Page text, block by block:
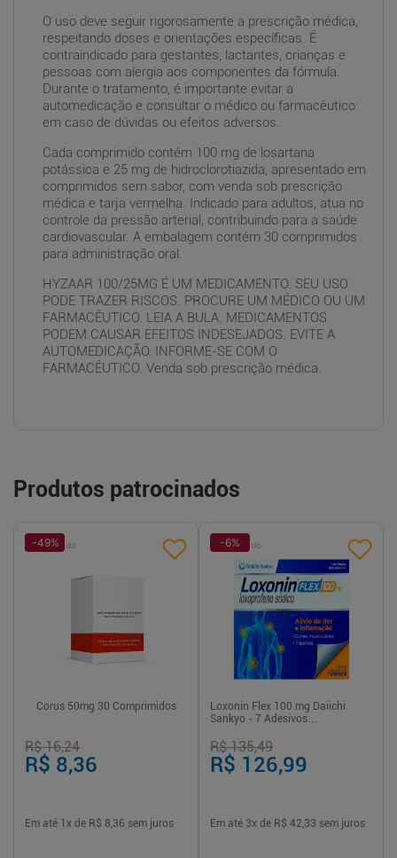
O uso deve seguir rigorosamente a prescrição médica,
respeitando doses e orientações específicas. É
contraindicado para gestantes, lactantes, crianças e
pessoas com alergia aos componentes da fórmula.
Durante o tratamento, é importante evitar a
automedicação e consultar o médico ou farmacêutico
em caso de dúvidas ou efeitos adversos.
Cada comprimido contém 100 mg de losartana
potássica e 25 mg de hidroclorotiazida, apresentado em
comprimidos sem sabor, com venda sob prescrição
médica e tarja vermelha. Indicado para adultos, atua no
controle da pressão arterial, contribuindo para a saúde
cardiovascular. A embalagem contém 30 comprimidos
para administração oral.
HYZAAR 100/25MG É UM MEDICAMENTO. SEU USO
PODE TRAZER RISCOS. PROCURE UM MÉDICO OU UM
FARMACÊUTICO. LEIA A BULA. MEDICAMENTOS
PODEM CAUSAR EFEITOS INDESEJADOS. EVITE A
AUTOMEDICAÇÃO: INFORME-SE COM O
FARMACÊUTICO. Venda sob prescrição médica.
Produtos patrocinados
Patrocinado
-49%
Corus 50mg 30 Comprimidos
R$ 16,24
R$ 8,36
Em até 1 x de R$ 8,36 sem juros
Patrocinado
-6%
Loxonin Flex 100 mg Daiichi
Sankyo - 7 Adesivos
R$ 135,49
R$ 126,99
Em até 3x de R$ 42,33 sem juros